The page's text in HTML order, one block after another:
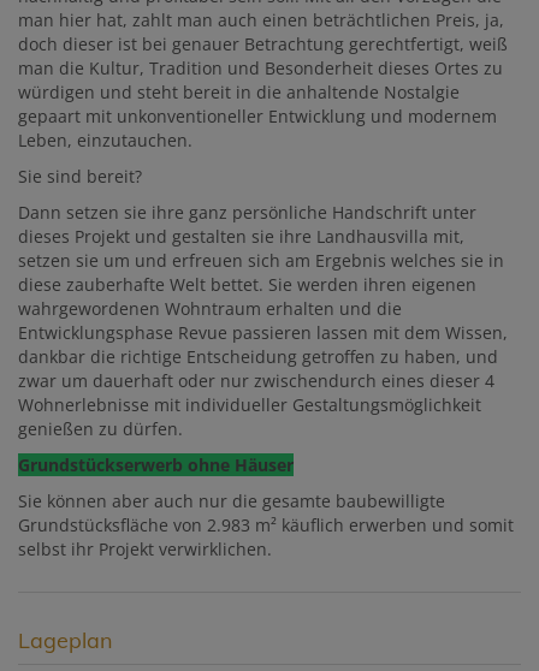
man hier hat, zahlt man auch einen beträchtlichen Preis, ja,
doch dieser ist bei genauer Betrachtung gerechtfertigt, weiß
man die Kultur, Tradition und Besonderheit dieses Ortes zu
würdigen und steht bereit in die anhaltende Nostalgie
gepaart mit unkonventioneller Entwicklung und modernem
Leben, einzutauchen.
Sie sind bereit?
Dann setzen sie ihre ganz persönliche Handschrift unter
dieses Projekt und gestalten sie ihre Landhausvilla mit,
setzen sie um und erfreuen sich am Ergebnis welches sie in
diese zauberhafte Welt bettet. Sie werden ihren eigenen
wahrgewordenen Wohntraum erhalten und die
Entwicklungsphase Revue passieren lassen mit dem Wissen,
dankbar die richtige Entscheidung getroffen zu haben, und
zwar um dauerhaft oder nur zwischendurch eines dieser 4
Wohnerlebnisse mit individueller Gestaltungsmöglichkeit
genießen zu dürfen.
Grundstückserwerb ohne Häuser
Sie können aber auch nur die gesamte baubewilligte
Grundstücksfläche von 2.983 m² käuflich erwerben und somit
selbst ihr Projekt verwirklichen.
Lageplan